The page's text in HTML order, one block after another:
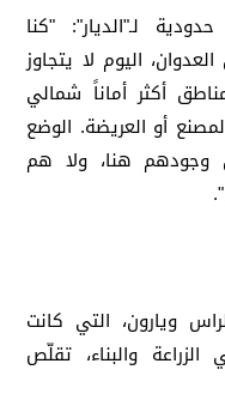
لـ"الديار": "كنا
قبل العدوان، اليوم لا يتجاوز
مناطق أكثر أماناً شمالي
أو العريضة. الوضع
وجودهم هنا، ولا هم
ويارون، التي كانت
والبناء، تقلّص